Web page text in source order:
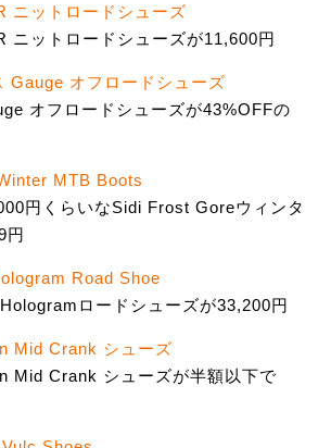
ニットロードシューズ
ニットロードシューズが11,600円
Gauge オフロードシューズ
オフロードシューズが43%OFFの
MTB Boots
円くらいなSidi Frost Goreウィンタ
円
Road Shoe
ロードシューズが33,200円
Mid Crank シューズ
Mid Crank シューズが半額以下で